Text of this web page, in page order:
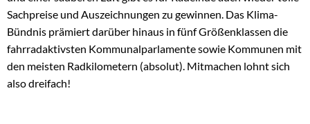
Sachpreise und Auszeichnungen zu gewinnen. Das Klima-
Bündnis prämiert darüber hinaus in fünf Größenklassen die
fahrradaktivsten Kommunalparlamente sowie Kommunen mit
den meisten Radkilometern (absolut). Mitmachen lohnt sich
also dreifach!